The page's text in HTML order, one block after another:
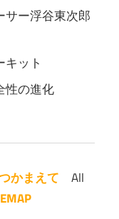
サー浮谷東次郎
ット
性の進化
かまえて All